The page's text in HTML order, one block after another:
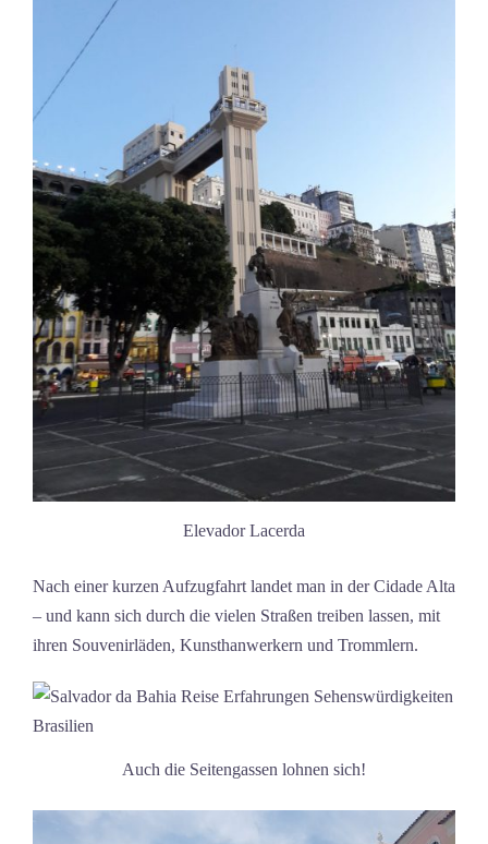
Elevador Lacerda
Nach einer kurzen Aufzugfahrt landet man in der Cidade Alta
– und kann sich durch die vielen Straßen treiben lassen, mit
ihren Souvenirläden, Kunsthanwerkern und Trommlern.
Auch die Seitengassen lohnen sich!